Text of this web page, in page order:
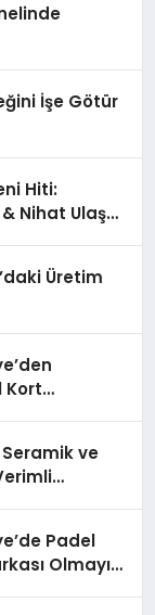
İşe Götür
Hiti:
Nihat Ulaş
Üretim
Kort
ve
Padel
Olmayı